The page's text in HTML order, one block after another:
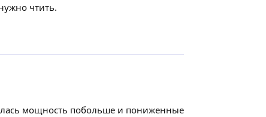
чтить.
мощность побольше и пониженные